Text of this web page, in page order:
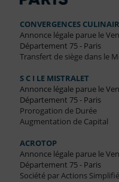
CONVERGENCES
Annonce légale parue le
Département 75 - Paris
Transfert de siège dans le
S C I LE MISTRALET
Annonce légale parue le
Département 75 - Paris
Prorogation de Durée
Augmentation de Capital
ACROTOP
Annonce légale parue le
Département 75 - Paris
Société par Actions